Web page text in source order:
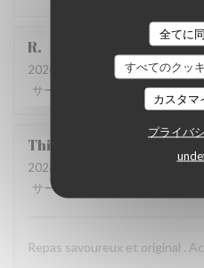
全てに
すべてのクッ
カスタマ
プライバ
R
2026-06-17
- 13:00 - ゲスト 3
サービス
:4/5 メニ
Thierry
2026-06-11
サービス
Repas savoureux et original .